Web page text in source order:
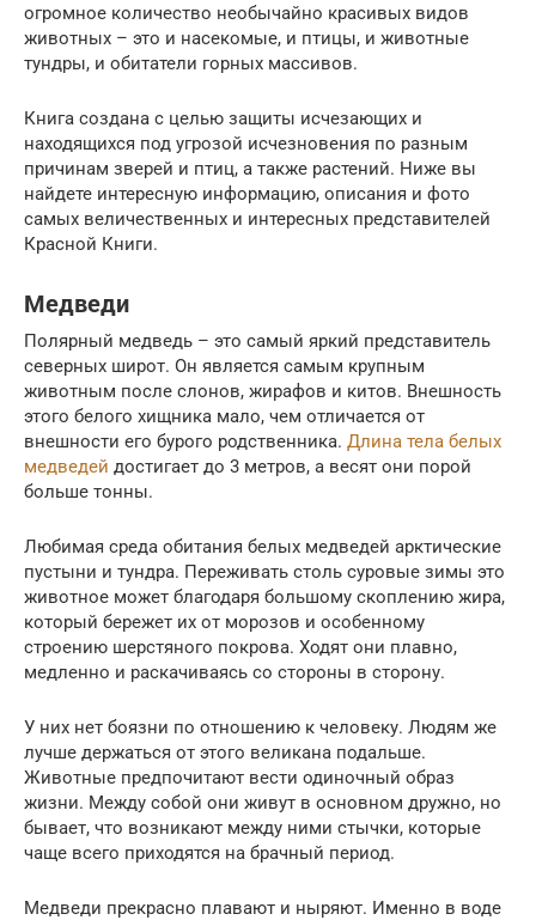
огромное количество необычайно красивых видов
животных – это и насекомые, и птицы, и животные
тундры, и обитатели горных массивов.
Книга создана с целью защиты исчезающих и
находящихся под угрозой исчезновения по разным
причинам зверей и птиц, а также растений. Ниже вы
найдете интересную информацию, описания и фото
самых величественных и интересных представителей
Красной Книги.
Медведи
Полярный медведь – это самый яркий представитель
северных широт. Он является самым крупным
животным после слонов, жирафов и китов. Внешность
этого белого хищника мало, чем отличается от
внешности его бурого родственника. Длина тела белых
медведей достигает до 3 метров, а весят они порой
больше тонны.
Любимая среда обитания белых медведей арктические
пустыни и тундра. Переживать столь суровые зимы это
животное может благодаря большому скоплению жира,
который бережет их от морозов и особенному
строению шерстяного покрова. Ходят они плавно,
медленно и раскачиваясь со стороны в сторону.
У них нет боязни по отношению к человеку. Людям же
лучше держаться от этого великана подальше.
Животные предпочитают вести одиночный образ
жизни. Между собой они живут в основном дружно, но
бывает, что возникают между ними стычки, которые
чаще всего приходятся на брачный период.
Медведи прекрасно плавают и ныряют. Именно в воде